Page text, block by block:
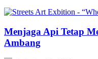
Menjaga Api Tetap
Ambang